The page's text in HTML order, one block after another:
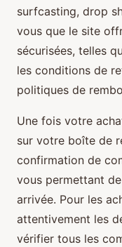
surfcasting, drop
vous que le site
sécurisées, telles
les conditions de
politiques de
Une fois votre
sur votre boîte de
confirmation de
vous permettant
arrivée. Pour les
attentivement les
vérifier tous les